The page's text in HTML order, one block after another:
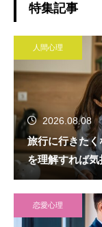
特集記事
人間心理
2026.08.08
旅行に行きた
を理解すれば
恋愛心理